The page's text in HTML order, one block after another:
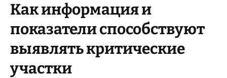
Как информация и
показатели способствуют
выявлять критические
участки